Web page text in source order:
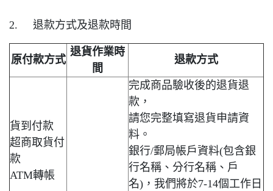
2. 退款方式及退款時間
原付款方式
退貨作業時
間
退款方式
貨到付款
超商取貨付
款
ATM轉帳
完成商品驗收後的退貨退
款，
請您完整填寫退貨申請資
料。
銀行/郵局帳戶資料(包含銀
行名稱、分行名稱、戶
名)，我們將於7-14個工作日